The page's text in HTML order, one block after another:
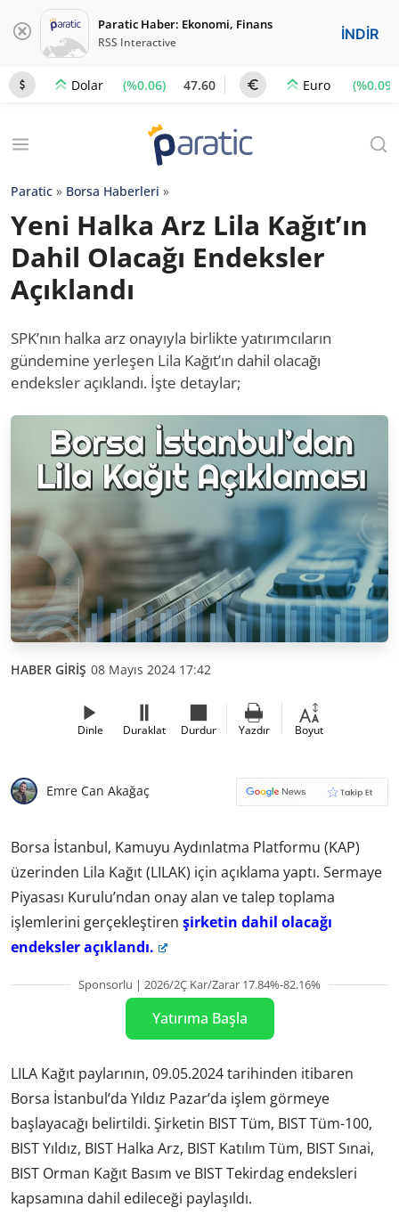
Paratic Haber: Ekonomi, Finans
RSS Interactive İNDİR
Dolar (%0.06) 47.60 Euro (%0.09)
Paratic » Borsa Haberleri »
Yeni Halka Arz Lila Kağıt’ın
Dahil Olacağı Endeksler
Açıklandı
SPK’nın halka arz onayıyla birlikte yatırımcıların
gündemine yerleşen Lila Kağıt’ın dahil olacağı
endeksler açıklandı. İşte detaylar;
HABER GİRİŞ 08 Mayıs 2024 17:42
Dinle Duraklat Durdur Yazdır Boyut
Emre Can Akağaç
Borsa İstanbul, Kamuyu Aydınlatma Platformu (KAP)
üzerinden Lila Kağıt (LILAK) için açıklama yaptı. Sermaye
Piyasası Kurulu’ndan onay alan ve talep toplama
işlemlerini gerçekleştiren şirketin dahil olacağı
endeksler açıklandı.
Sponsorlu | 2026/2Ç Kar/Zarar 17.84%-82.16%
Yatırıma Başla
LILA Kağıt paylarının, 09.05.2024 tarihinden itibaren
Borsa İstanbul’da Yıldız Pazar’da işlem görmeye
başlayacağı belirtildi. Şirketin BIST Tüm, BIST Tüm-100,
BIST Yıldız, BIST Halka Arz, BIST Katılım Tüm, BIST Sınai,
BIST Orman Kağıt Basım ve BIST Tekirdag endeksleri
kapsamına dahil edileceği paylaşıldı.